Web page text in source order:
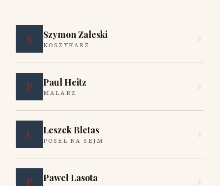
S Szymon Zaleski
KOSZYKARZ
P Paul Heitz
MALARZ
L Leszek Bletas
POSEŁ NA SEJM
P Paweł Lasota